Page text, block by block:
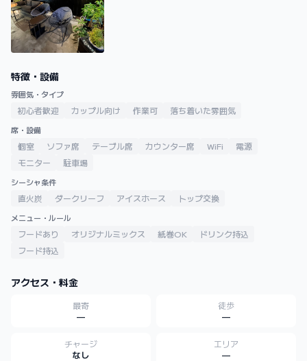
特徴・設備
雰囲気・タイプ
初心者歓迎 カップル向け 作業可 落ち着いた雰囲気
席・設備
個室 ソファ席 テーブル席 カウンター席 WiFi
電源
モニター
駐車場
シーシャ条件
直火炭 ダークリーフ アイスホース トップ交換
メニュー・ルール
フードあり オリジナルミックス 紙巻OK
ドリンク持込
フード持込
アクセス・料金
最寄
—
徒歩
—
チャージ
なし
エリア
—